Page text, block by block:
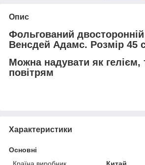
Опис
Фольгований
Венсдей Адамс. Розмір 45
Можна надувати як гелієм,
повітрям
Характеристики
Основні
Країна виробник
Китай